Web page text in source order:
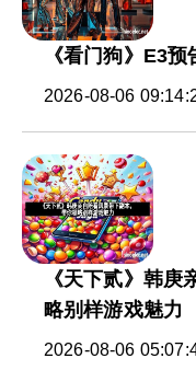
《看门狗》E3
2026-08-06
《天下贰》韩
略别样游戏魅力
2026-08-06